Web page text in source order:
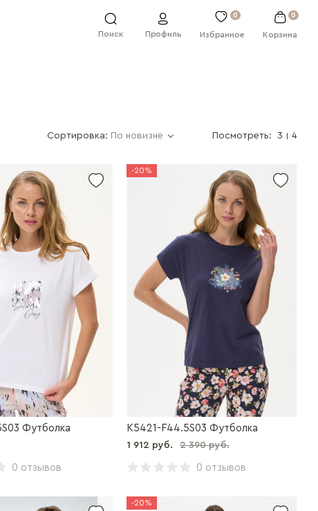
Поиск Профиль
0
Избранное
0
Корзина
Сортировка: По новизне Посмотреть: 3 4
Футболка
0 отзывов
-20%
K5421-F44.5S03 Футболка
1 912 руб. 2 390 руб.
0 отзывов
-20%